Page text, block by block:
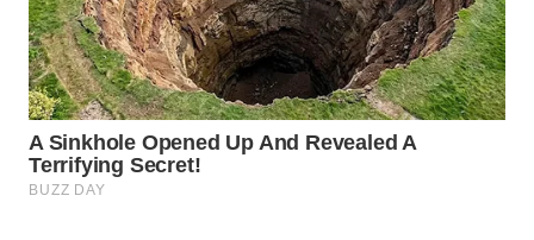
TAPANULI
TENGAH
WN DELI
SERDANG
WN